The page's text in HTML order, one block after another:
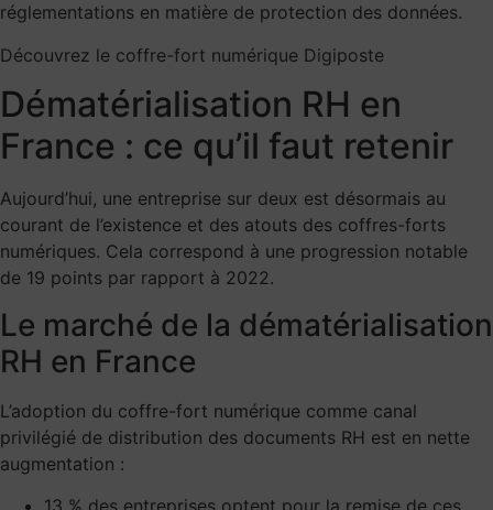
réglementations en matière de protection des données.
Découvrez le coffre-fort numérique Digiposte
Dématérialisation RH en
France : ce qu’il faut retenir
Aujourd’hui, une entreprise sur deux est désormais au
courant de l’existence et des atouts des coffres-forts
numériques. Cela correspond à une progression notable
de 19 points par rapport à 2022.
Le marché de la dématérialisation
RH en France
L’adoption du coffre-fort numérique comme canal
privilégié de distribution des documents RH est en nette
augmentation :
13 % des entreprises optent pour la remise de ces